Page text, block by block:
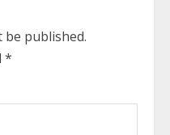
be published.
*